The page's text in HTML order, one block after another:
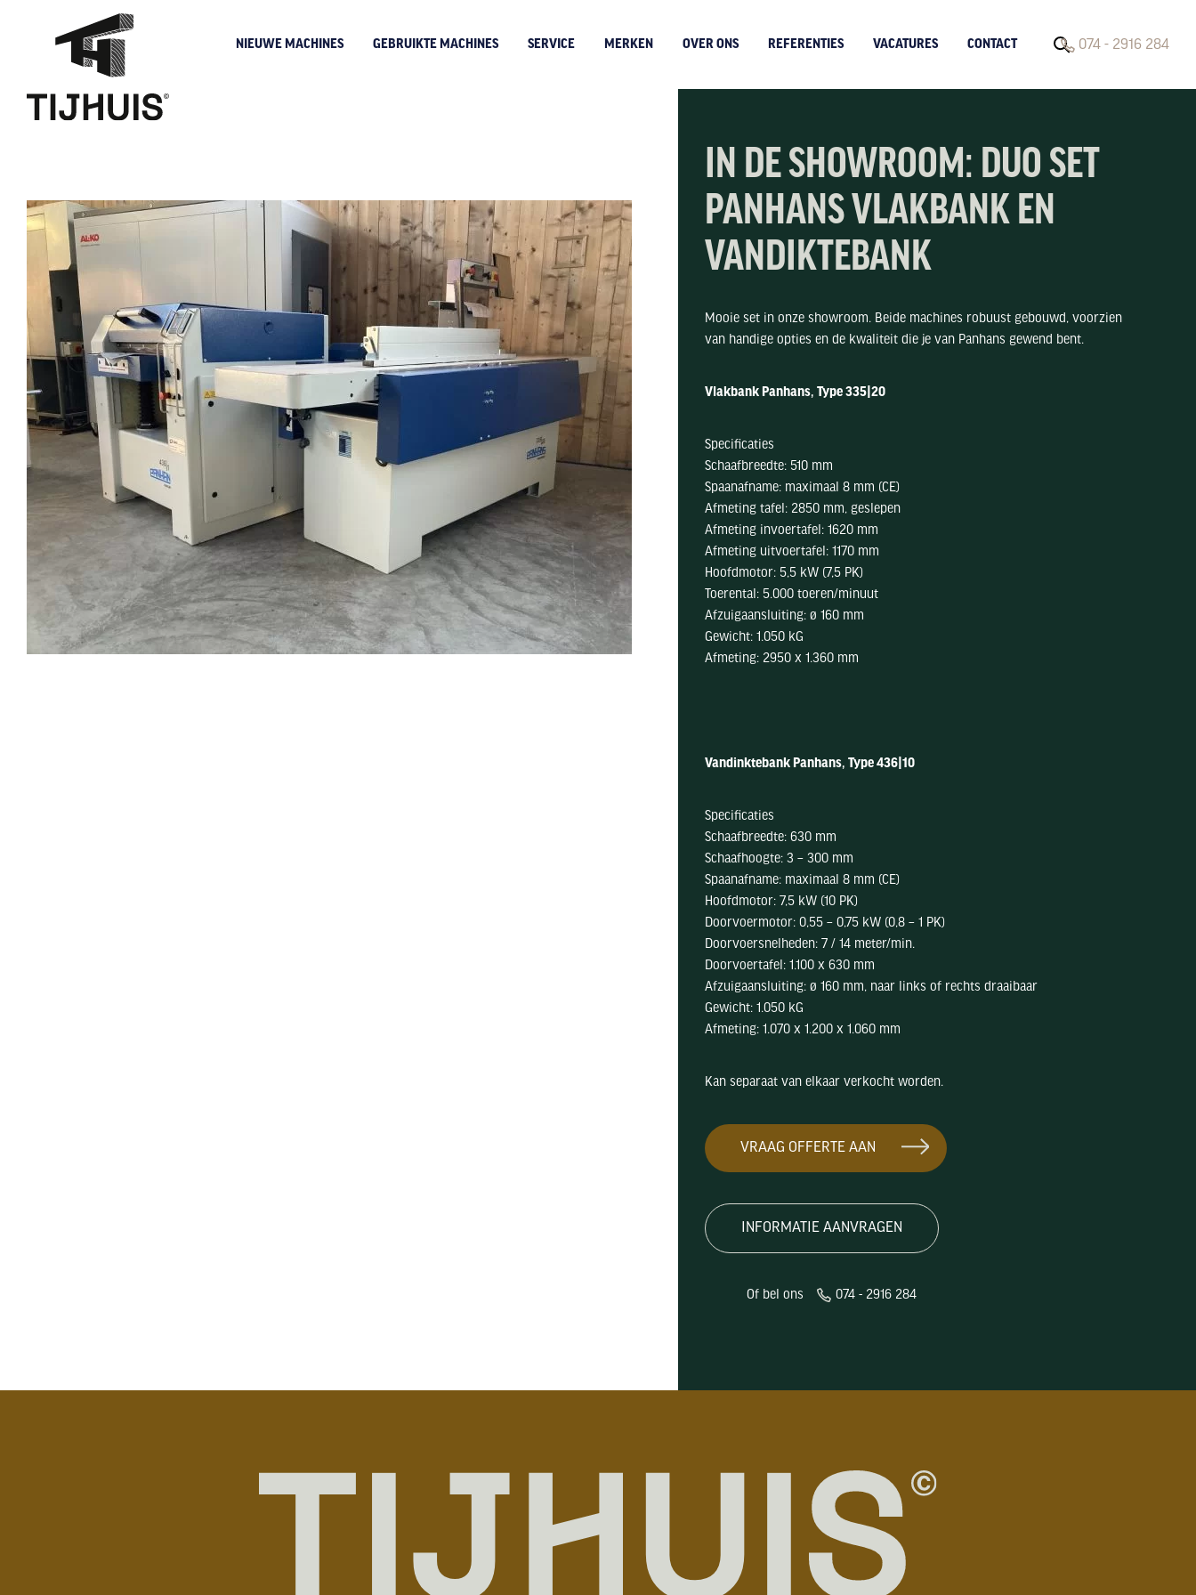
NIEUWE MACHINES GEBRUIKTE MACHINES SERVICE MERKEN OVER ONS REFERENTIES VACATURES CONTACT 074 - 2916 284
IN DE SHOWROOM: DUO SET
PANHANS VLAKBANK EN
VANDIKTEBANK
Mooie set in onze showroom. Beide machines robuust gebouwd, voorzien
van handige opties en de kwaliteit die je van Panhans gewend bent.
Vlakbank Panhans, Type 335|20
Specificaties
Schaafbreedte: 510 mm
Spaanafname: maximaal 8 mm (CE)
Afmeting tafel: 2850 mm, geslepen
Afmeting invoertafel: 1620 mm
Afmeting uitvoertafel: 1170 mm
Hoofdmotor: 5,5 kW (7,5 PK)
Toerental: 5.000 toeren/minuut
Afzuigaansluiting: ø 160 mm
Gewicht: 1.050 kG
Afmeting: 2950 x 1.360 mm
Vandinktebank Panhans, Type 436|10
Specificaties
Schaafbreedte: 630 mm
Schaafhoogte: 3 – 300 mm
Spaanafname: maximaal 8 mm (CE)
Hoofdmotor: 7,5 kW (10 PK)
Doorvoermotor: 0,55 – 0,75 kW (0,8 – 1 PK)
Doorvoersnelheden: 7 / 14 meter/min.
Doorvoertafel: 1.100 x 630 mm
Afzuigaansluiting: ø 160 mm, naar links of rechts draaibaar
Gewicht: 1.050 kG
Afmeting: 1.070 x 1.200 x 1.060 mm
Kan separaat van elkaar verkocht worden.
VRAAG OFFERTE AAN
INFORMATIE AANVRAGEN
Of bel ons 074 - 2916 284